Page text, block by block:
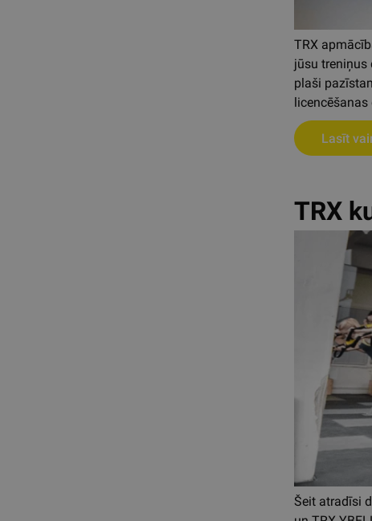
TRX
jūsu treniņus
plaši
licencēšanas
Lasīt
TRX
Šeit atradīsi